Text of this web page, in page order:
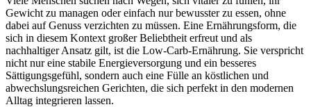
Gewicht zu managen oder einfach nur bewusster zu essen, ohne
dabei auf Genuss verzichten zu müssen. Eine Ernährungsform, die
sich in diesem Kontext großer Beliebtheit erfreut und als
nachhaltiger Ansatz gilt, ist die Low-Carb-Ernährung. Sie verspricht
nicht nur eine stabile Energieversorgung und ein besseres
Sättigungsgefühl, sondern auch eine Fülle an köstlichen und
abwechslungsreichen Gerichten, die sich perfekt in den modernen
Alltag integrieren lassen.